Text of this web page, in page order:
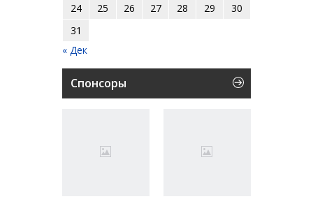
24
25 26 27 28 29
30
31
« Дек
Спонсоры